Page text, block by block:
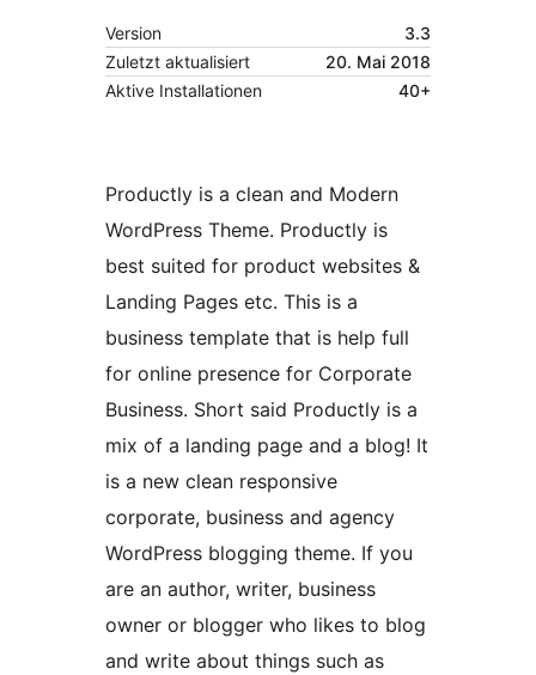
Version
3.3
Zuletzt aktualisiert
20. Mai 2018
Aktive Installationen
40+
Productly is a clean and Modern
WordPress Theme. Productly is
best suited for product websites &
Landing Pages etc. This is a
business template that is help full
for online presence for Corporate
Business. Short said Productly is a
mix of a landing page and a blog! It
is a new clean responsive
corporate, business and agency
WordPress blogging theme. If you
are an author, writer, business
owner or blogger who likes to blog
and write about things such as